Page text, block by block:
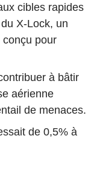
cibles rapides
X-Lock, un
pour
à bâtir
aérienne
de menaces.
de 0,5% à